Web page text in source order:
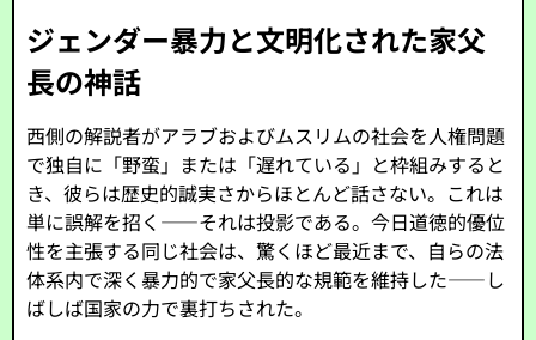
ジェンダー暴力と文明化された家父
長の神話
西側の解説者がアラブおよびムスリムの社会を人権問題
で独自に「野蛮」または「遅れている」と枠組みすると
き、彼らは歴史的誠実さからほとんど話さない。これは
単に誤解を招く——それは投影である。今日道徳的優位
性を主張する同じ社会は、驚くほど最近まで、自らの法
体系内で深く暴力的で家父長的な規範を維持した——し
ばしば国家の力で裏打ちされた。